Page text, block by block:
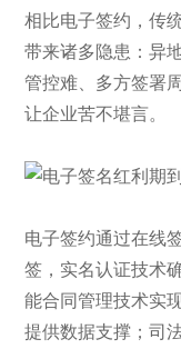
相比电子签约，传
带来诸多隐患：异
管控难、多方签署
让企业苦不堪言。
电子签约通过在线
签，实名认证技术
能合同管理技术实
提供数据支撑；司